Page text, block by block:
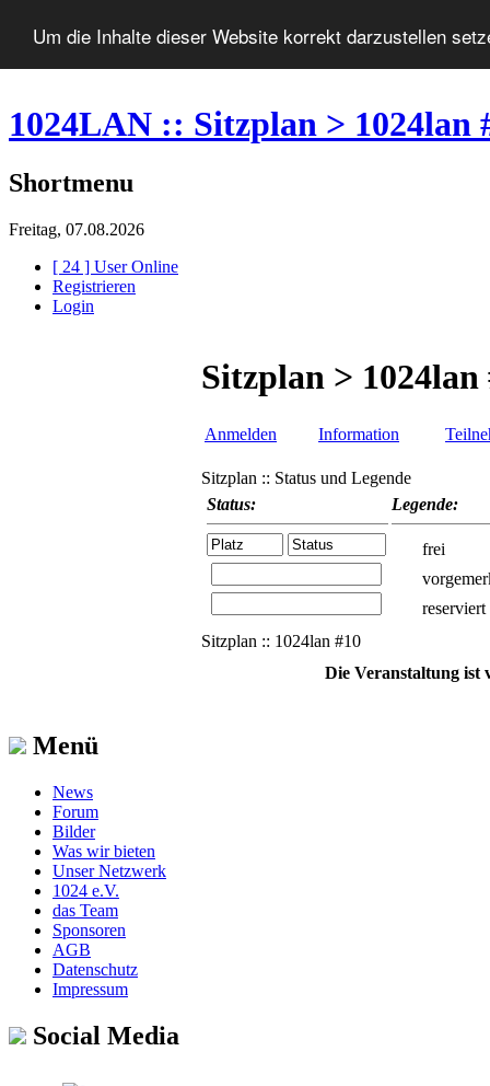
Um die Inhalte dieser Website korrekt darzustellen
1024LAN :: Sitzplan > 1024lan
Shortmenu
Freitag, 07.08.2026
[ 24 ] User Online
Registrieren
Login
Menü
News
Forum
Bilder
Was wir bieten
Unser Netzwerk
1024 e.V.
das Team
Sponsoren
AGB
Datenschutz
Impressum
Social Media
Sitzplan > 1024lan
Anmelden Information
Sitzplan :: Status und Legende
Status:
Legende:
frei
reserviert
Sitzplan :: 1024lan #10
Die Veranstaltung ist